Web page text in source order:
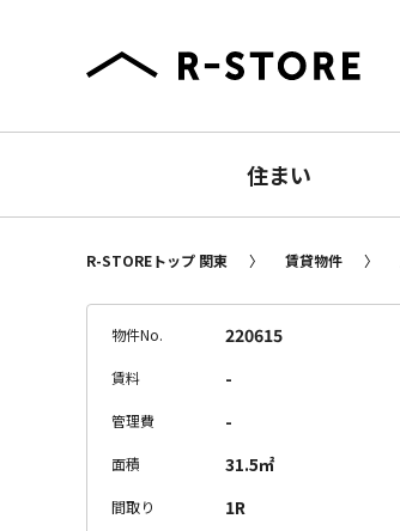
住まい
R-STOREトップ 関東 賃貸物件
物件No. 220615
賃料 -
管理費 -
面積 31.5㎡
間取り 1R